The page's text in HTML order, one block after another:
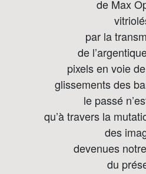
de Max
par la
de
pixels en voie
glissements des
le passé
qu’à travers la
des
devenues
du